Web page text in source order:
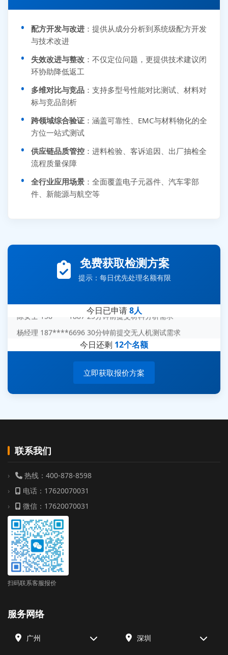
配方开发与改进 ：提供从成分分析到系统级配方开发
与技术改进
失效改进与整改 ：不仅定位问题，更提供技术建议闭
环协助降低返工
多维对比与竞品 ：支持多型号性能对比测试、材料对
标与竞品剖析
跨领域综合验证 ：涵盖可靠性、EMC与材料物化的全
方位一站式测试
供应链品质管控 ：进料检验、客诉追因、出厂抽检全
流程质量保障
全行业应用场景 ：全面覆盖电子元器件、汽车零部
件、新能源与航空等
免费获取检测方案
提示：每日优先处理名额有限
今日已申请8人
王经理 186****9012 7分钟前提交并网/涉网试验需求
赵总 135****7688 12分钟前提交芯片失效分析需求
陈女士 158****1887 25分钟前提交材料分析需求
杨经理 187****6696 30分钟前提交无人机测试需求
周总 136****0539 35分钟前提交机器人测试需求
今日还剩 12个名额
立即获取报价方案
联系我们
热线：400-878-8598
电话：17620070031
微信：17620070031
扫码联系客服报价
服务网络
广州 深圳